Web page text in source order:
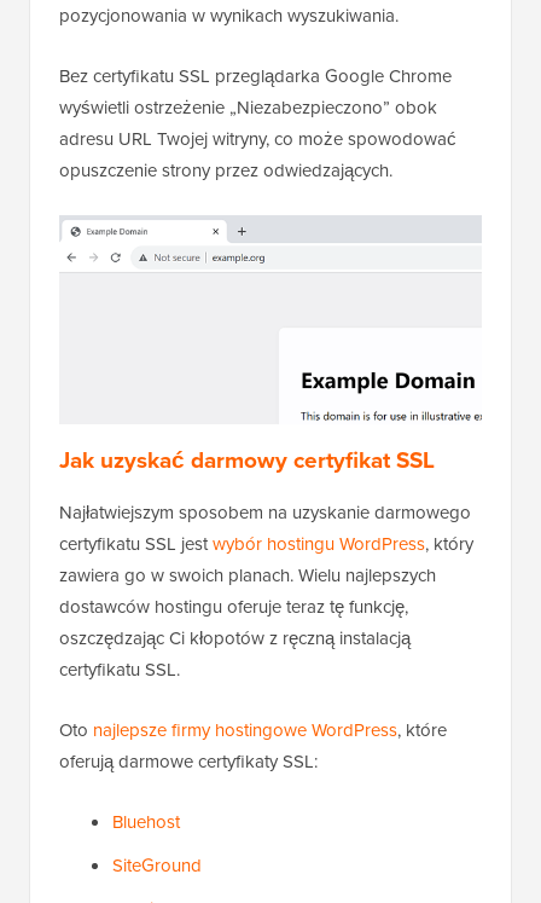
pozycjonowania w wynikach wyszukiwania.
Bez certyfikatu SSL przeglądarka Google Chrome
wyświetli ostrzeżenie „Niezabezpieczono” obok
adresu URL Twojej witryny, co może spowodować
opuszczenie strony przez odwiedzających.
Jak uzyskać darmowy certyfikat SSL
Najłatwiejszym sposobem na uzyskanie darmowego
certyfikatu SSL jestwybór hostingu WordPress, który
zawiera go w swoich planach. Wielu najlepszych
dostawców hostingu oferuje teraz tę funkcję,
oszczędzając Ci kłopotów z ręczną instalacją
certyfikatu SSL.
Oto najlepsze firmy hostingowe WordPress, które
oferują darmowe certyfikaty SSL:
Bluehost
SiteGround